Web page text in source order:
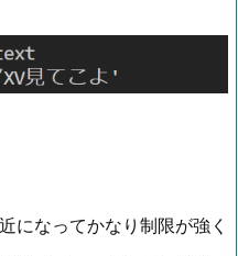
なってかなり制限が強く